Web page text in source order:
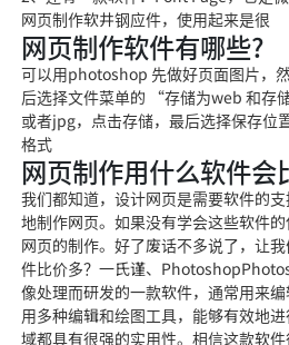
网页制作软井钢应件，使用起来是很
网页制作软件有哪些?
可以用photoshop 先做好页面图片，
后选择文件菜单的 “存储为web 和存
或者jpg，点击存储，最后选择保存位
格式
网页制作用什么软件会
我们都知道，设计网页是需要软件的
地制作网页。如果没有学会这些软件
网页的制作。好了废话不多说了，让
件比价多？一氏谨、
像处理而研发的一款软件，通常用来
用多种编辑和绘图工具，能够有效地
域都具有很强的实用性。相信这款软